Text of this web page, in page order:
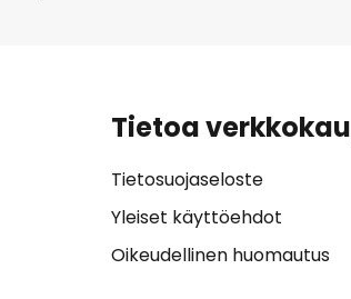
Tietoa
Tietosuojaseloste
Yleiset käyttöehdot
Oikeudellinen huomautus